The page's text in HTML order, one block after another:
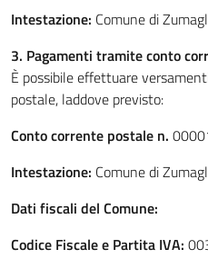
Intestazione: Comune di
3. Pagamenti tramite conto
È possibile effettuare
postale, laddove previsto:
Conto corrente postale n.
Intestazione: Comune di
Dati fiscali del Comune:
Codice Fiscale e Partita IVA: